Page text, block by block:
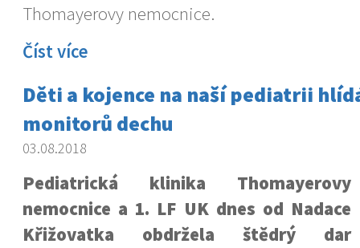
Thomayerovy nemocnice.
Číst více
Děti a kojence na naší pediatrii
monitorů dechu
03.08.2018
Pediatrická klinika Thomayerovy
nemocnice a 1. LF UK dnes od Nadace
Křižovatka obdržela štědrý dar